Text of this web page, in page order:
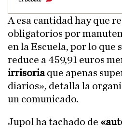
A esa cantidad hay que
obligatorios por
en la Escuela, por lo que
reduce a 459,91 euros
irrisoriaque apenas
diarios», detalla la
un comunicado.
Jupol ha tachado de